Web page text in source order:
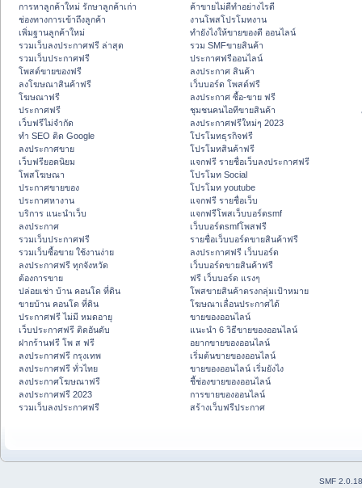
การหาลูกค้าใหม่ รักษาลูกค้าเก่า
ช่องทางการเข้าถึงลูกค้า
เพิ่มฐานลูกค้าใหม่
รวมเว็บลงประกาศฟรี ล่าสุด
รวมเว็บประกาศฟรี
โพสต์ขายของฟรี
ลงโฆษณาสินค้าฟรี
โฆษณาฟรี
ประกาศฟรี
เว็บฟรีไม่จำกัด
ทำ SEO ติด Google
ลงประกาศขาย
เว็บฟรียอดนิยม
โพสโฆษณา
ประกาศขายของ
ประกาศหางาน
บริการ แนะนำเว็บ
ลงประกาศ
รวมเว็บประกาศฟรี
รวมเว็บซื้อขาย ใช้งานง่าย
ลงประกาศฟรี ทุกจังหวัด
ต้องการขาย
ปล่อยเช่า บ้าน คอนโด ที่ดิน
ขายบ้าน คอนโด ที่ดิน
ประกาศฟรี ไม่มี หมดอายุ
เว็บประกาศฟรี ติดอันดับ
ฝากร้านฟรี โพ ส ฟรี
ลงประกาศฟรี กรุงเทพ
ลงประกาศฟรี ทั่วไทย
ลงประกาศโฆษณาฟรี
ลงประกาศฟรี 2023
รวมเว็บลงประกาศฟรี
ค้าขายไม่ดีทำอย่างไรดี
งานโพสโปรโมทงาน
ทํายังไงให้ขายของดี ออนไลน์
รวม SMFขายสินค้า
ประกาศฟรีออนไลน์
ลงประกาศ สินค้า
เว็บบอร์ด โพสต์ฟรี
ลงประกาศ ซื้อ-ขาย ฟรี
ชุมชนคนไอทีขายสินค้า
ลงประกาศฟรีใหม่ๆ 2023
โปรโมทธุรกิจฟรี
โปรโมทสินค้าฟรี
แจกฟรี รายชื่อเว็บลงประกาศฟรี
โปรโมท Social
โปรโมท youtube
แจกฟรี รายชื่อเว็บ
แจกฟรีโพสเว็บบอร์ดsmf
เว็บบอร์ดsmfโพสฟรี
รายชื่อเว็บบอร์ดขายสินค้าฟรี
ลงประกาศฟรี เว็บบอร์ด
เว็บบอร์ดขายสินค้าฟรี
ฟรี เว็บบอร์ด แรงๆ
โพสขายสินค้าตรงกลุ่มเป้าหมาย
โฆษณาเลื่อนประกาศได้
ขายของออนไลน์
แนะนำ 6 วิธีขายของออนไลน์
อยากขายของออนไลน์
เริ่มต้นขายของออนไลน์
ขายของออนไลน์ เริ่มยังไง
ชี้ช่องขายของออนไลน์
การขายของออนไลน์
สร้างเว็บฟรีประกาศ
SMF 2.0.18